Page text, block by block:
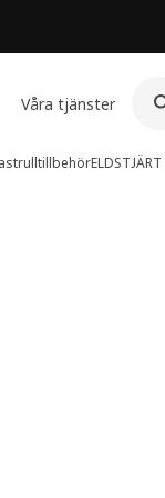
Våra tjänster
ELDSTJÄRT